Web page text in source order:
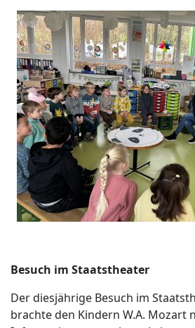
Besuch im Staatstheater
Der diesjährige Besuch im
brachte den Kindern W.A. Mozart